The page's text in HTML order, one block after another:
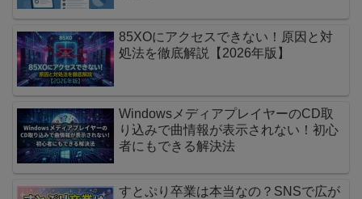
85XOにアクセスできない！原因と対
処法を徹底解説【2026年版】
WindowsメディアプレイヤーのCD取
り込みで曲情報が表示されない！初心
者にもできる解決法
すとぷり卒業は本当なの？SNSで広が